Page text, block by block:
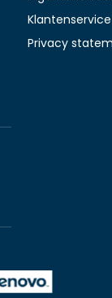
Klantenservice
Privacy